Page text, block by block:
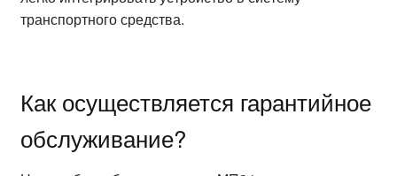
транспортного средства.
Как осуществляется гарантийное
обслуживание?